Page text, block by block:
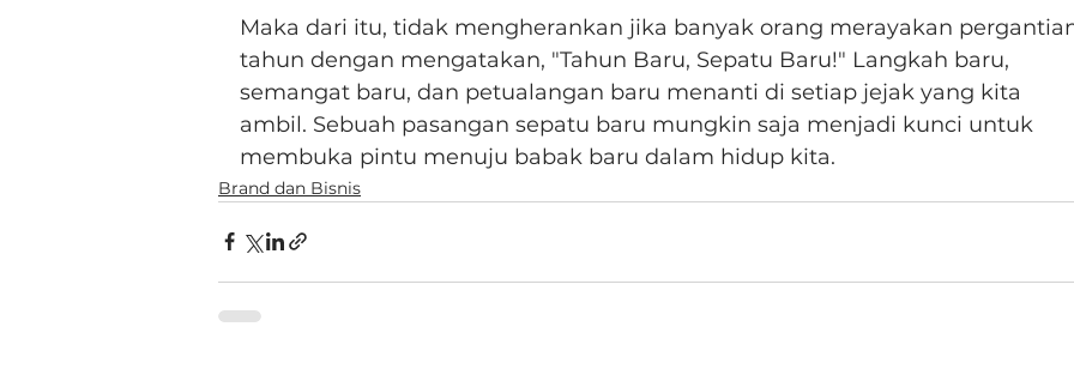
Maka dari itu, tidak mengherankan jika banyak orang merayakan
tahun dengan mengatakan, "Tahun Baru, Sepatu Baru!" Langkah baru,
semangat baru, dan petualangan baru menanti di setiap jejak yang kita
ambil. Sebuah pasangan sepatu baru mungkin saja menjadi kunci untuk
membuka pintu menuju babak baru dalam hidup kita.
Brand dan Bisnis